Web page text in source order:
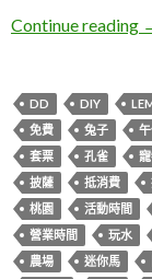
Continue reading
DD DIY
免費
兔子
套票
孔雀
披薩
抵消費
桃園
活動時間
營業時間
玩水
農場
迷你馬